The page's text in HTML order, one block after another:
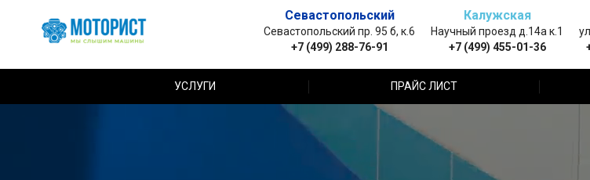
Севастопольский
Севастопольский пр. 95 б, к.6
+7 (499) 288-76-91
Калужская
Научный проезд д.14а к.1
+7 (499) 455-01-36
УСЛУГИ ПРАЙС ЛИСТ